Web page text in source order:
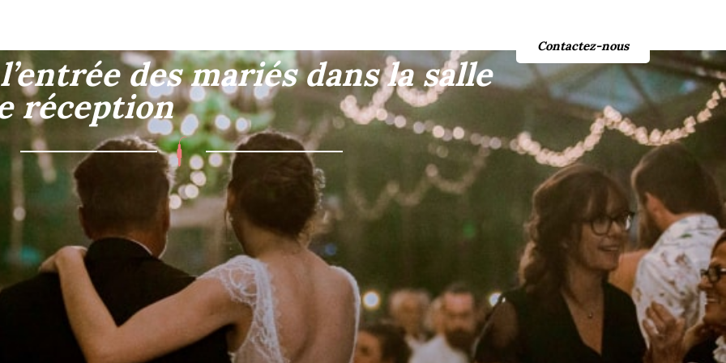
Contactez-nous
l’entrée des mariés dans la salle de
des mariés dans la salle
réception